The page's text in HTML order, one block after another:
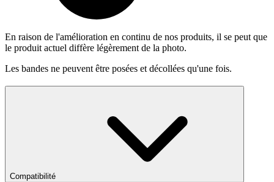
En raison de l'amélioration en continu de nos produits, il se peut que
le produit actuel diffère légèrement de la photo.
Les bandes ne peuvent être posées et décollées qu'une fois.
Compatibilité